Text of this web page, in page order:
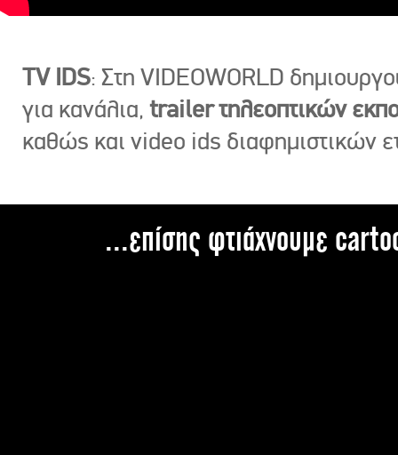
TV IDS: Στη VIDEOWORLD
για κανάλια, trailer τηλεοπτικών
καθώς και video ids διαφημιστικών
...επίσης φτιάχνουμε